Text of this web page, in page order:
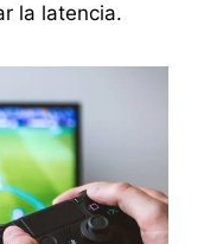
la latencia.